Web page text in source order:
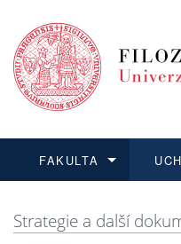
FAKULTA
Strategie a další